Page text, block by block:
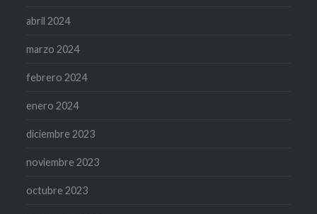
abril 2024
marzo 2024
febrero 2024
enero 2024
diciembre 2023
noviembre 2023
octubre 2023